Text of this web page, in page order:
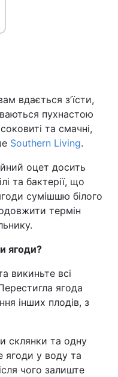
вдається зʼїсти,
пухнастою
та смачні,
Southern Living.
оцет досить
та бактерії, що
сумішшю білого
термін
ягоди?
викиньте всі
ягода
інших плодів, з
склянки та одну
ягоди у воду та
чого залиште